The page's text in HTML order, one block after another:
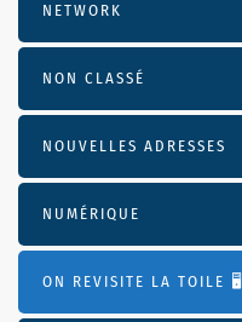
NETWORK
NON CLASSÉ
NOUVELLES ADRESSES
NUMÉRIQUE
ON REVISITE LA TOILE 🖥️